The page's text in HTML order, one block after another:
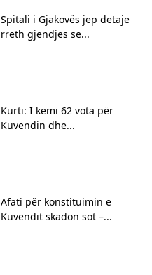
Spitali i Gjakovës jep detaje
rreth gjendjes se...
Kurti: I kemi 62 vota për
Kuvendin dhe...
Afati për konstituimin e
Kuvendit skadon sot –...